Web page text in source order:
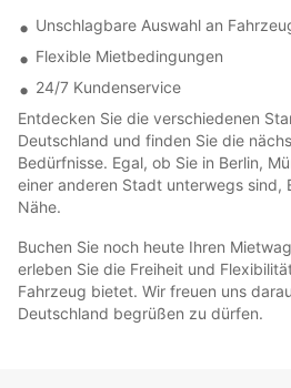
Unschlagbare Auswahl an
Flexible Mietbedingungen
24/7 Kundenservice
Entdecken Sie die verschiedenen
Deutschland und finden Sie die
Bedürfnisse. Egal, ob Sie in Berlin,
einer anderen Stadt unterwegs sind,
Nähe.
Buchen Sie noch heute Ihren
erleben Sie die Freiheit und
Fahrzeug bietet. Wir freuen uns
Deutschland begrüßen zu dürfen.